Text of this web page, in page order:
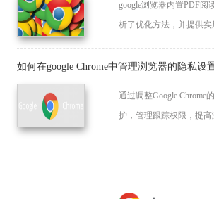
google浏览器内置PDF阅
析了优化方法，并提供实
如何在google Chrome中管理浏览器的隐私设
通过调整Google Chrome
护，管理跟踪权限，提高